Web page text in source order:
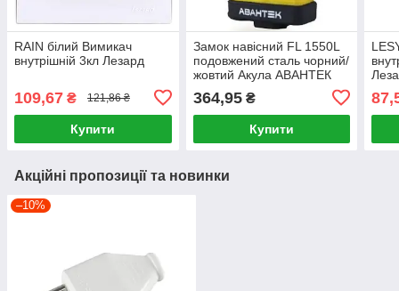
RAIN білий Вимикач
внутрішній 3кл Лезард
109,67 ₴ 121,86 ₴
Купити
Замок навісний FL 1550L
подовжений сталь чорний/
жовтий Акула АВАНТЕК
364,95₴
Купити
Акційні пропозиції та новинки
–10%